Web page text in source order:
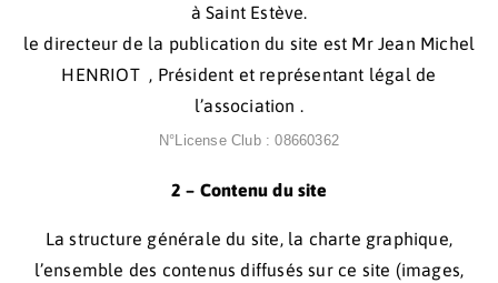
à Saint Estève.
le directeur de la publication du site est Mr Jean Michel
HENRIOT , Président et représentant légal de
l’association .
N°License Club : 08660362
2 – Contenu du site
La structure générale du site, la charte graphique,
l’ensemble des contenus diffusés sur ce site (images,